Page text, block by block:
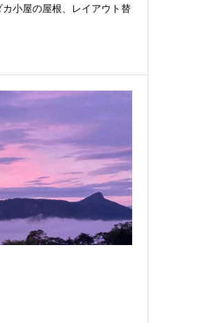
小屋の屋根、レイアウト替